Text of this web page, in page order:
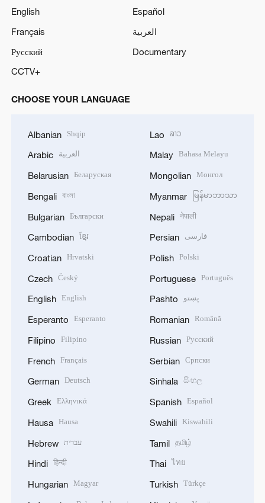
English
Español
Français
العربية
Русский
Documentary
CCTV+
CHOOSE YOUR LANGUAGE
Albanian Shqip
Arabic العربية
Belarusian Беларуская
Bengali বাংলা
Bulgarian Български
Cambodian ខ្មែរ
Croatian Hrvatski
Czech Český
English English
Esperanto Esperanto
Filipino Filipino
French Français
German Deutsch
Greek Ελληνικά
Hausa Hausa
Hebrew עברית
Hindi हिन्दी
Hungarian Magyar
Lao ລາວ
Malay Bahasa Melayu
Mongolian Монгол
Myanmar မြန်မာဘာသာ
Nepali नेपाली
Persian فارسی
Polish Polski
Portuguese Português
Pashto پښتو
Romanian Română
Russian Русский
Serbian Српски
Sinhala සිංහල
Spanish Español
Swahili Kiswahili
Tamil தமிழ்
Thai ไทย
Turkish Türkçe